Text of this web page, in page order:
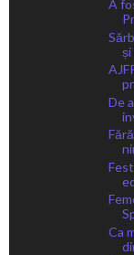
A
și
De
Ca